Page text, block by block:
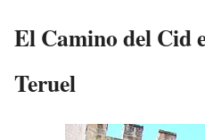
El Camino del Cid
Teruel